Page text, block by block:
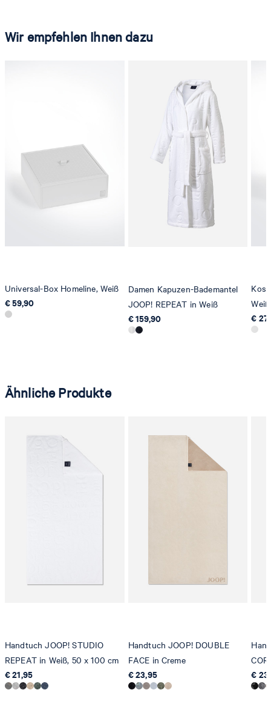
Wir empfehlen Ihnen dazu
Universal-Box Homeline, Weiß
€ 59,90
Damen Kapuzen-Bademantel
JOOP! REPEAT in Weiß
€ 159,90
Weiß
€
Ähnliche Produkte
Handtuch JOOP! STUDIO
REPEAT in Weiß, 50 x 100 cm
€ 21,95
Handtuch JOOP! DOUBLE
FACE in Creme
€ 23,95
€